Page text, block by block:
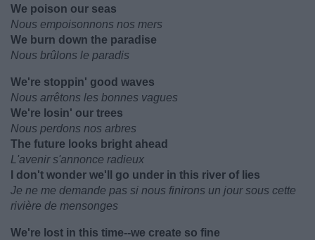
We poison our seas
Nous empoisonnons nos mers
We burn down the paradise
Nous brûlons le paradis
We're stoppin' good waves
Nous arrêtons les bonnes vagues
We're losin' our trees
Nous perdons nos arbres
The future looks bright ahead
L'avenir s'annonce radieux
I don't wonder we'll go under in this river of lies
Je ne me demande pas si nous finirons un jour sous cette
rivière de mensonges
We're lost in this time--we create so fine